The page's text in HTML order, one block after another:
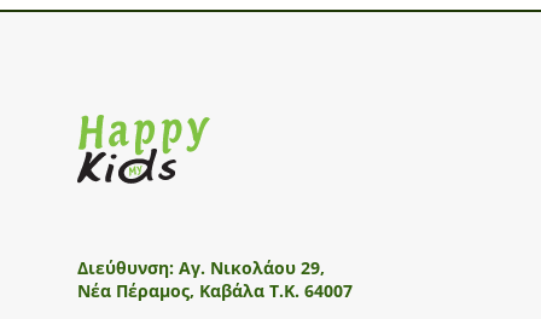
Διεύθυνση: Αγ. Νικολάου 29,
Νέα Πέραμος, Καβάλα Τ.Κ. 64007